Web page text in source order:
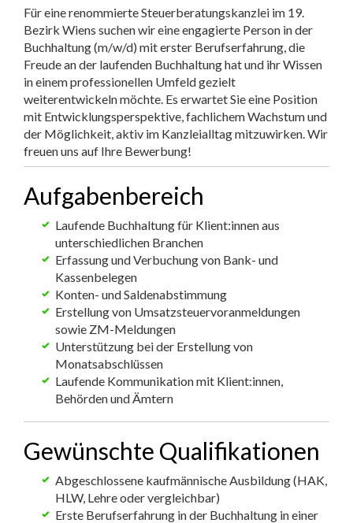
Für eine renommierte Steuerberatungskanzlei im 19.
Bezirk Wiens suchen wir eine engagierte Person in der
Buchhaltung (m/w/d) mit erster Berufserfahrung, die
Freude an der laufenden Buchhaltung hat und ihr Wissen
in einem professionellen Umfeld gezielt
weiterentwickeln möchte. Es erwartet Sie eine Position
mit Entwicklungsperspektive, fachlichem Wachstum und
der Möglichkeit, aktiv im Kanzleialltag mitzuwirken. Wir
freuen uns auf Ihre Bewerbung!
Aufgabenbereich
Laufende Buchhaltung für Klient:innen aus
unterschiedlichen Branchen
Erfassung und Verbuchung von Bank- und
Kassenbelegen
Konten- und Saldenabstimmung
Erstellung von Umsatzsteuervoranmeldungen
sowie ZM-Meldungen
Unterstützung bei der Erstellung von
Monatsabschlüssen
Laufende Kommunikation mit Klient:innen,
Behörden und Ämtern
Gewünschte Qualifikationen
Abgeschlossene kaufmännische Ausbildung (HAK,
HLW, Lehre oder vergleichbar)
Erste Berufserfahrung in der Buchhaltung in einer